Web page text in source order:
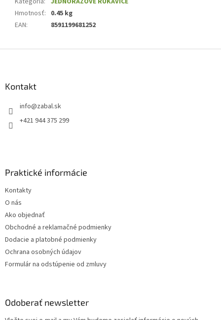
Hmotnosť: 0.45 kg
EAN: 8591199681252
Kontakt
info@zabal.sk
+421 944 375 299
Praktické informácie
Kontakty
O nás
Ako objednať
Obchodné a reklamačné podmienky
Dodacie a platobné podmienky
Ochrana osobných údajov
Formulár na odstúpenie od zmluvy
Odoberať newsletter